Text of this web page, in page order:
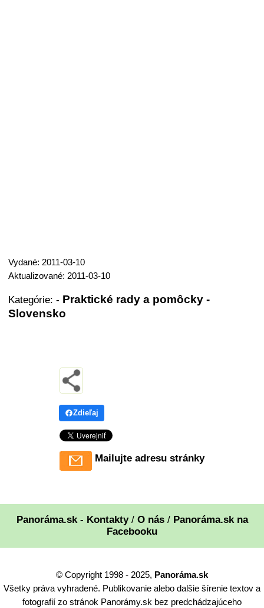
Vydané: 2011-03-10
Aktualizované: 2011-03-10
Kategórie: - Praktické rady a pomôcky -
Slovensko
Zdieľaj
Mailujte adresu stránky
Panoráma.sk - Kontakty/ O nás/ Panoráma.sk na
Facebooku
© Copyright 1998 - 2025, Panoráma.sk
Všetky práva vyhradené. Publikovanie alebo dalšie šírenie textov a
fotografií zo stránok Panorámy.sk bez predchádzajúceho